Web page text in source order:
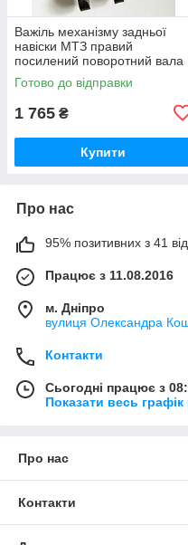
Важіль механізму задньої
навіски МТЗ правий
посилений поворотний вала
навески (вир-во Україна) 80-
4605022 / 80-4605022-А
Готово до відправки
1 765 ₴
Купити
Про нас
95% позитивних з 41
Працює з 11.08.2016
м. Дніпро
вулиця Олександра
Контакти
Сьогодні працює з
Показати весь
Про нас
Контакти